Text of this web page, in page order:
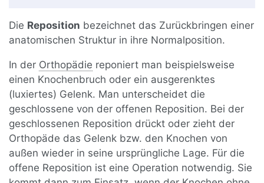
Die Reposition bezeichnet das Zurückbringen einer
anatomischen Struktur in ihre Normalposition.
In der Orthopädie reponiert man beispielsweise
einen Knochenbruch oder ein ausgerenktes
(luxiertes) Gelenk. Man unterscheidet die
geschlossene von der offenen Reposition. Bei der
geschlossenen Reposition drückt oder zieht der
Orthopäde das Gelenk bzw. den Knochen von
außen wieder in seine ursprüngliche Lage. Für die
offene Reposition ist eine Operation notwendig. Sie